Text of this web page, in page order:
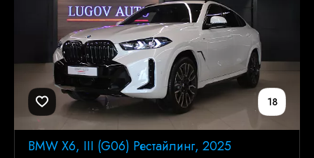
18
BMW X6, III (G06) Рестайлинг, 2025